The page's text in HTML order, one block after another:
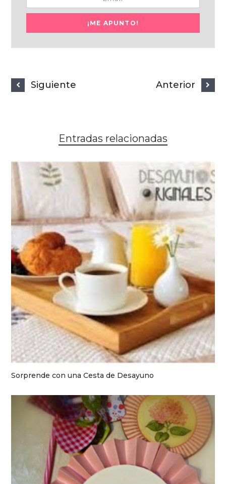
Siguiente Anterior
Entradas relacionadas
Sorprende con una Cesta de Desayuno